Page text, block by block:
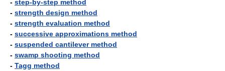
- step-by-step method
- strength design method
- strength evaluation method
- successive approximations method
- suspended cantilever method
- swamp shooting method
- Tagg method